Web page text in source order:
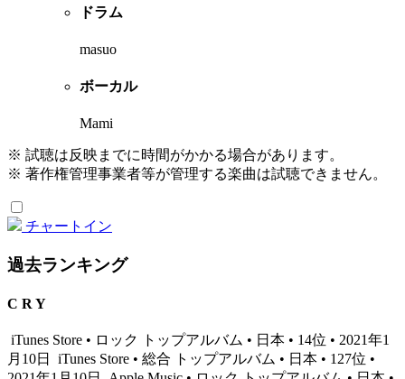
ドラム
masuo
ボーカル
Mami
※ 試聴は反映までに時間がかかる場合があります。
※ 著作権管理事業者等が管理する楽曲は試聴できません。
チャートイン
過去ランキング
C R Y
iTunes Store • ロック トップアルバム • 日本 • 14位 • 2021年1
月10日
iTunes Store • 総合 トップアルバム • 日本 • 127位 •